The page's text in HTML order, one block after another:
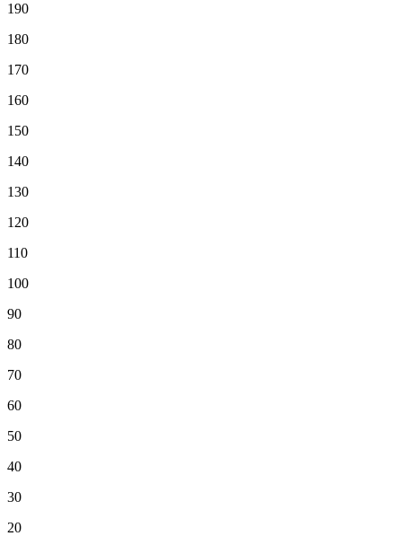
190
180
170
160
150
140
130
120
110
100
90
80
70
60
50
40
30
20